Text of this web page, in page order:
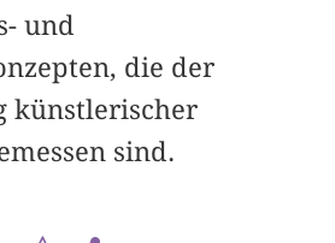
und
die der
künstlerischer
sind.